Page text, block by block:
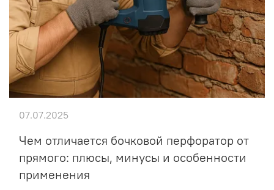
Чем отличается бочковой перфоратор от
прямого: плюсы, минусы и особенности
применения
07.07.2025